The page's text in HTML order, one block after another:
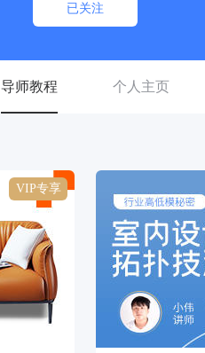
已关注
导师教程 个人主页
VIP专享